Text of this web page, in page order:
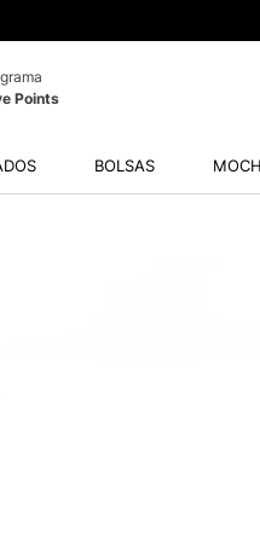
Points
BOLSAS